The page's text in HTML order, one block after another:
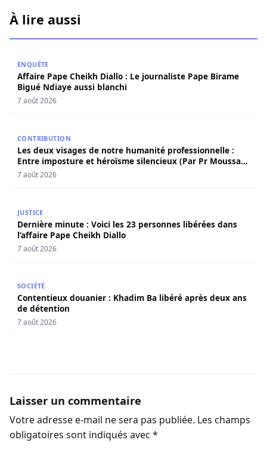
À lire aussi
ENQUÊTE
Affaire Pape Cheikh Diallo : Le journaliste Pape Birame
Bigué Ndiaye aussi blanchi
7 août 2026
CONTRIBUTION
Les deux visages de notre humanité professionnelle :
Entre imposture et héroïsme silencieux (Par Pr Moussa
Seydi)
7 août 2026
JUSTICE
Dernière minute : Voici les 23 personnes libérées dans
l’affaire Pape Cheikh Diallo
7 août 2026
SOCIÉTÉ
Contentieux douanier : Khadim Ba libéré après deux ans
de détention
7 août 2026
Laisser un commentaire
Votre adresse e-mail ne sera pas publiée. Les champs
obligatoires sont indiqués avec *